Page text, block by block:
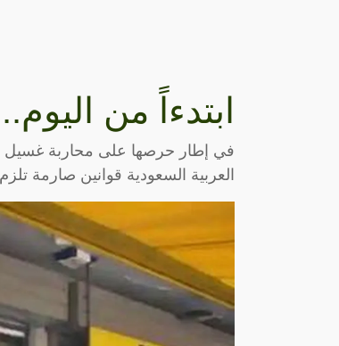
ابتدءاً من
في إطار حرصها على محاربة غسيل
العربية السعودية قوانين صارمة